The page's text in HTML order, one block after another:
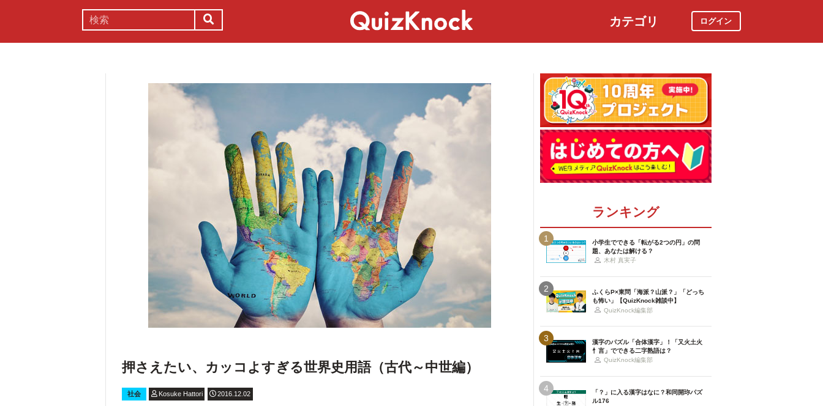
カテゴリ ログイン
押さえたい、カッコよすぎる世界史用語（古代～中世編）
社会 Kosuke Hattori 2016.12.02
ランキング
1
小学生でできる「転がる2つの円」の問
題、あなたは解ける？
木村 真実子
2
ふくらP×東問「海派？山派？」「どっち
も怖い」【QuizKnock雑談中】
QuizKnock編集部
3
漢字のパズル「合体漢字」！「又火土火
忄言」でできる二字熟語は？
QuizKnock編集部
4
「？」に入る漢字はなに？和同開珎パズ
ル176